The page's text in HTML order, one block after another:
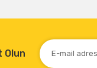
Olun